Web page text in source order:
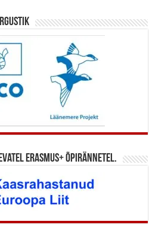
Erasmus+ õpirännetel.